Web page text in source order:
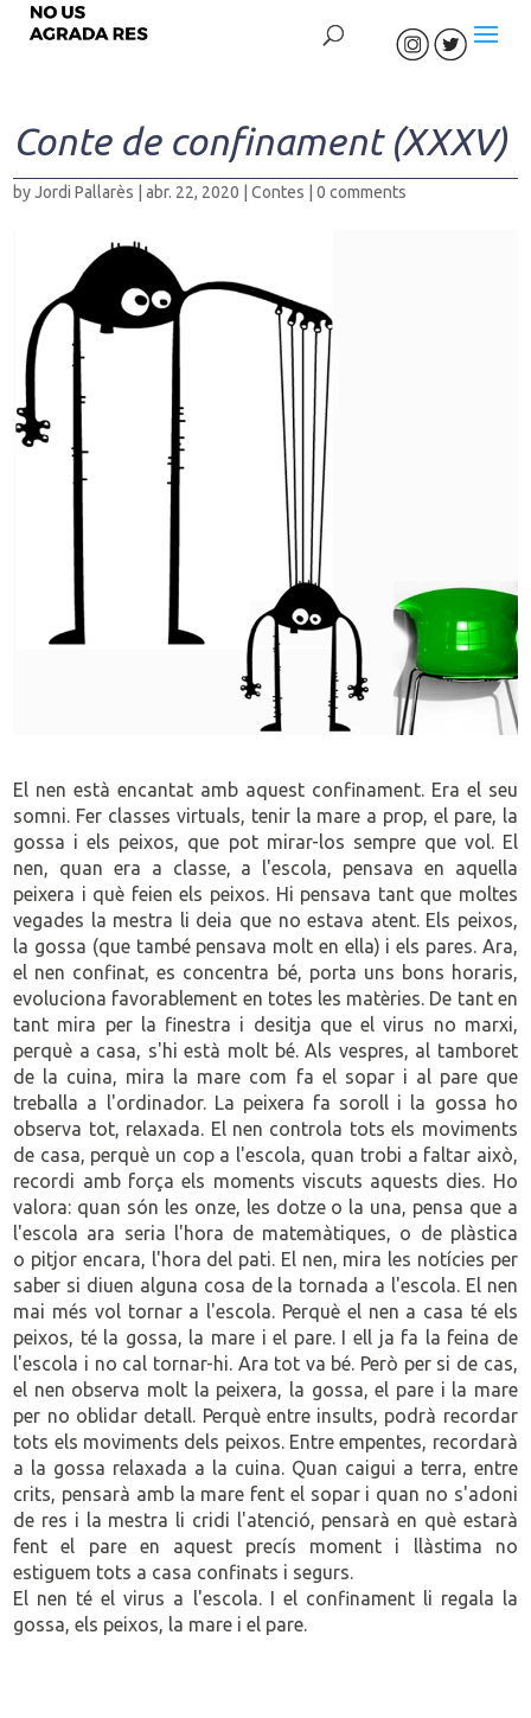
Conte de confinament (XXXV)
byJordi Pallarès |abr. 22, 2020 |Contes |0 comments
El nen està encantat amb aquest confinament. Era el seu
somni. Fer classes virtuals, tenir la mare a prop, el pare, la
gossa i els peixos, que pot mirar-los sempre que vol. El
nen, quan era a classe, a l'escola, pensava en aquella
peixera i què feien els peixos. Hi pensava tant que moltes
vegades la mestra li deia que no estava atent. Els peixos,
la gossa (que també pensava molt en ella) i els pares. Ara,
el nen confinat, es concentra bé, porta uns bons horaris,
evoluciona favorablement en totes les matèries. De tant en
tant mira per la finestra i desitja que el virus no marxi,
perquè a casa, s'hi està molt bé. Als vespres, al tamboret
de la cuina, mira la mare com fa el sopar i al pare que
treballa a l'ordinador. La peixera fa soroll i la gossa ho
observa tot, relaxada. El nen controla tots els moviments
de casa, perquè un cop a l'escola, quan trobi a faltar això,
recordi amb força els moments viscuts aquests dies. Ho
valora: quan són les onze, les dotze o la una, pensa que a
l'escola ara seria l'hora de matemàtiques, o de plàstica
o pitjor encara, l'hora del pati. El nen, mira les notícies per
saber si diuen alguna cosa de la tornada a l'escola. El nen
mai més vol tornar a l'escola. Perquè el nen a casa té els
peixos, té la gossa, la mare i el pare. I ell ja fa la feina de
l'escola i no cal tornar-hi. Ara tot va bé. Però per si de cas,
el nen observa molt la peixera, la gossa, el pare i la mare
per no oblidar detall. Perquè entre insults, podrà recordar
tots els moviments dels peixos. Entre empentes, recordarà
a la gossa relaxada a la cuina. Quan caigui a terra, entre
crits, pensarà amb la mare fent el sopar i quan no s'adoni
de res i la mestra li cridi l'atenció, pensarà en què estarà
fent el pare en aquest precís moment i llàstima no
estiguem tots a casa confinats i segurs.
El nen té el virus a l'escola. I el confinament li regala la
gossa, els peixos, la mare i el pare.